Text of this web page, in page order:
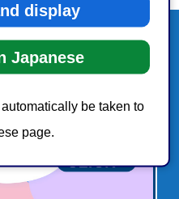
display
Japanese
be taken to
page.